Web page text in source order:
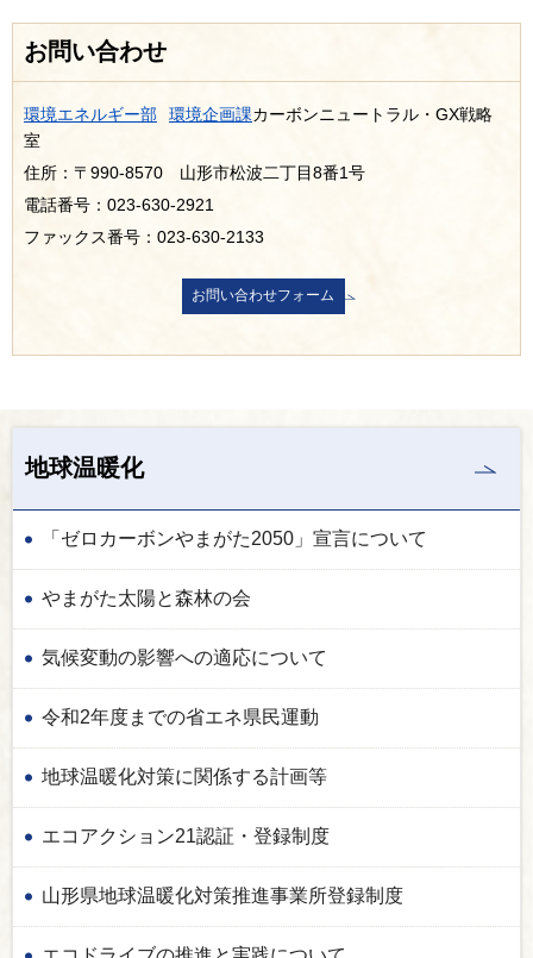
お問い合わせ
環境エネルギー部 環境企画課カーボンニュートラル・GX戦略
室
住所：〒990-8570 山形市松波二丁目8番1号
電話番号：023-630-2921
ファックス番号：023-630-2133
地球温暖化
「ゼロカーボンやまがた2050」宣言について
やまがた太陽と森林の会
気候変動の影響への適応について
令和2年度までの省エネ県民運動
地球温暖化対策に関係する計画等
エコアクション21認証・登録制度
山形県地球温暖化対策推進事業所登録制度